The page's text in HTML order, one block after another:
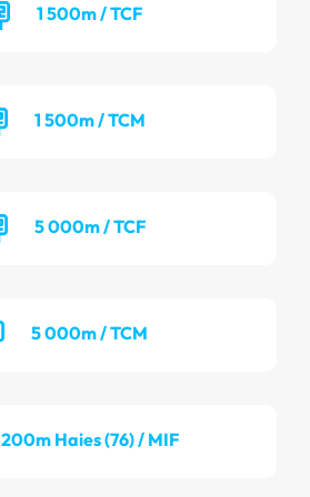
1 500m / TCF
1 500m / TCM
5 000m / TCF
5 000m / TCM
200m Haies (76) / MIF